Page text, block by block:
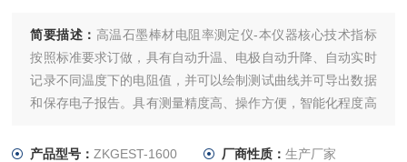
简要描述： 高温石墨棒材电阻率测定仪-本仪器核心技术指标
按照标准要求订做，具有自动升温、电极自动升降、自动实时
记录不同温度下的电阻值，并可以绘制测试曲线并可导出数据
和保存电子报告。具有测量精度高、操作方便，智能化程度高
产品型号：ZKGEST-1600 厂商性质： 生产厂家